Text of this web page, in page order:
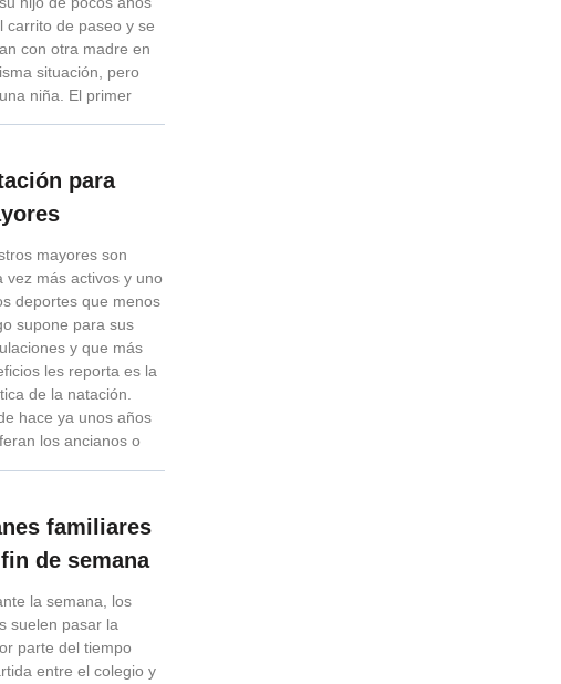
carrito de paseo y se
con otra madre en
situación, pero
niña. El primer
para
mayores son
vez más activos y uno
deportes que menos
supone para sus
y que más
les reporta es la
de la natación.
hace ya unos años
los ancianos o
familiares
de semana
la semana, los
suelen pasar la
parte del tiempo
entre el colegio y